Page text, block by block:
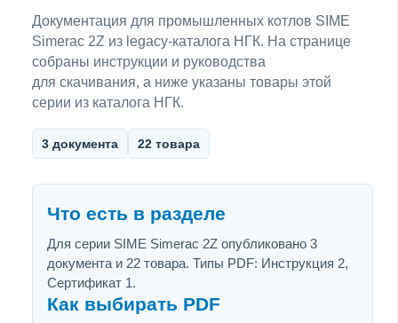
Документация для промышленных котлов SIME
Simerac 2Z из legacy-каталога НГК. На странице
собраны инструкции и руководства
для скачивания, а ниже указаны товары этой
серии из каталога НГК.
3 документа 22 товара
Что есть в разделе
Для серии SIME Simerac 2Z опубликовано 3
документа и 22 товара. Типы PDF: Инструкция 2,
Сертификат 1.
Как выбирать PDF